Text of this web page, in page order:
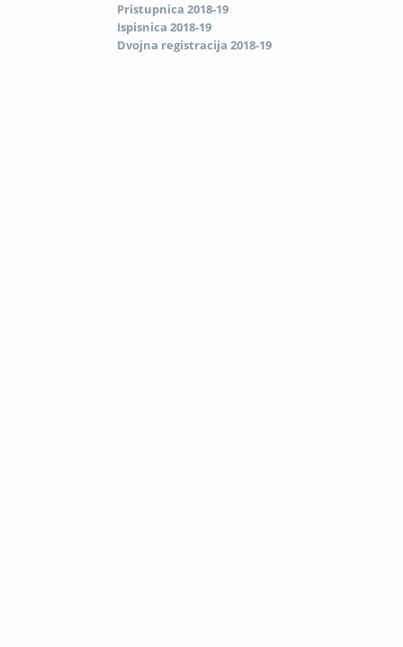
Pristupnica 2018-19
Ispisnica 2018-19
Dvojna registracija 2018-19